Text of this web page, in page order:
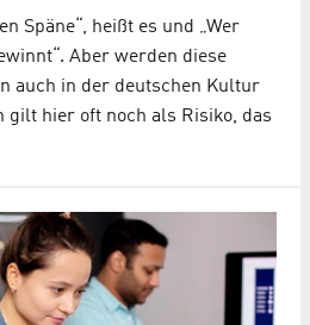
Späne“, heißt es und „Wer
Aber werden diese
auch in der deutschen Kultur
gilt hier oft noch als Risiko, das